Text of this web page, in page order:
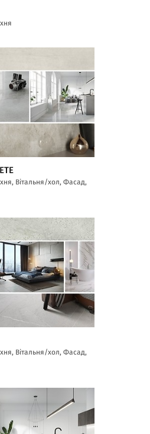
Вітальня/хол, Фасад,
Вітальня/хол, Фасад,